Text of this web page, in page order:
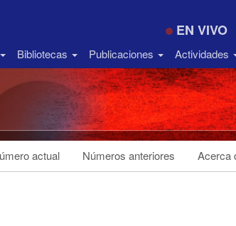
EN VIVO
Bibliotecas Publicaciones Actividades
actual Números anteriores Acerca